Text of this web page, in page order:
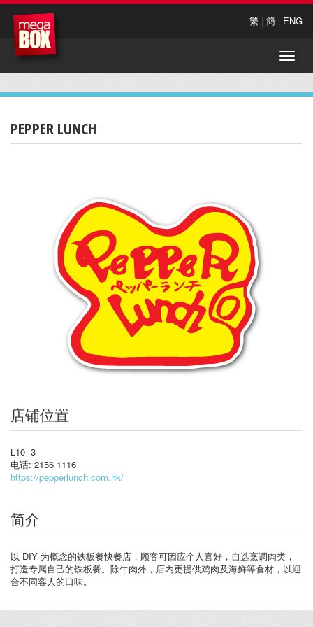
繁 | 簡 | ENG
Toggle
PEPPER LUNCH
店铺位置
L10 3
电话: 2156 1116
https://pepperlunch.com.hk/
简介
以 DIY 为概念的铁板餐快餐店，顾客可因应个人喜好，自选烹调肉类，
打造专属自己的铁板餐。除牛肉外，店内更提供鸡肉及海鲜等食材，以迎
合不同客人的口味。